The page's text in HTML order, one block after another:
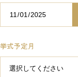
挙式予定月